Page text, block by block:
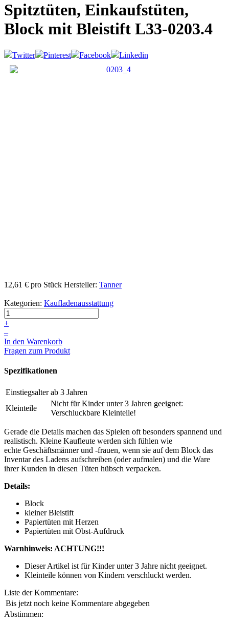
Spitztüten, Einkaufstüten,
Block mit Bleistift L33-0203.4
Twitter Pinterest Facebook Linkedin
12,61 € pro Stück Hersteller: Tanner
Kategorien: Kaufladenausstattung
+
–
In den Warenkorb
Fragen zum Produkt
Spezifikationen
Einstiegsalter ab 3 Jahren
Kleinteile
Nicht für Kinder unter 3 Jahren geeignet:
Verschluckbare Kleinteile!
Gerade die Details machen das Spielen oft besonders spannend und
realistisch. Kleine Kaufleute werden sich fühlen wie
echte Geschäftsmänner und -frauen, wenn sie auf dem Block das
Inventar des Ladens aufschreiben (oder aufmalen) und die Ware
ihrer Kunden in diesen Tüten hübsch verpacken.
Details:
Block
kleiner Bleistift
Papiertüten mit Herzen
Papiertüten mit Obst-Aufdruck
Warnhinweis: ACHTUNG!!!
Dieser Artikel ist für Kinder unter 3 Jahre nicht geeignet.
Kleinteile können von Kindern verschluckt werden.
Liste der Kommentare:
Bis jetzt noch keine Kommentare abgegeben
Abstimmen: